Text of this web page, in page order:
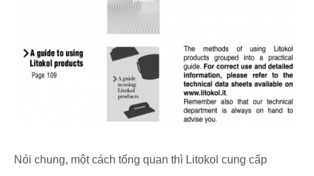
Nói chung, một cách tổng quan thì Litokol cung cấp